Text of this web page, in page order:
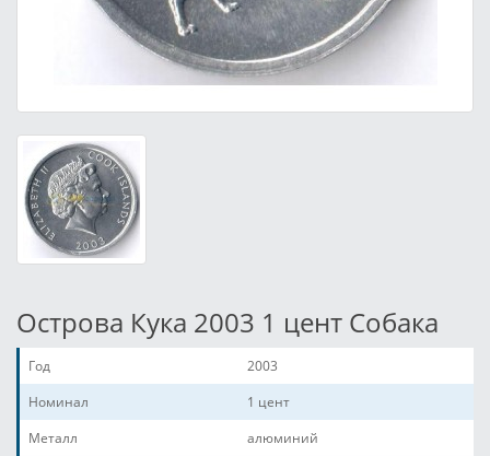
Острова Кука 2003 1 цент Собака
Год
2003
Номинал
1 цент
Металл
алюминий